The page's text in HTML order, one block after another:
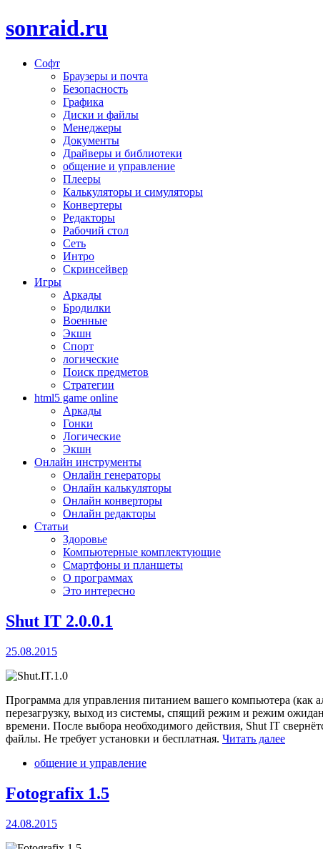
sonraid.ru
Скачивай программы, мини игры
Софт
Браузеры и почта
Безопасность
Графика
Диски и файлы
Менеджеры
Документы
Драйверы и библиотеки
общение и управление
Плееры
Калькуляторы и симуляторы
Конвертеры
Редакторы
Рабочий стол
Сеть
Интро
Скринсейвер
Игры
Аркады
Бродилки
Военные
Экшн
Спорт
логические
Поиск предметов
Стратегии
html5 game online
Аркады
Гонки
Логические
Экшн
Онлайн инструменты
Онлайн генераторы
Онлайн калькуляторы
Онлайн конверторы
Онлайн редакторы
Статьи
Здоровье
Компьютерные комплектующие
Смартфоны и планшеты
О программах
Это интересно
Shut IT 2.0.0.1
25.08.2015
Программа для управления питанием вашего компьютера (как
перезагрузку, выход из системы, спящий режим и режим
времени. После выбора необходимого действия, Shut IT
файлы. Не требует установки и бесплатная. Читать далее
общение и управление
Fotografix 1.5
24.08.2015